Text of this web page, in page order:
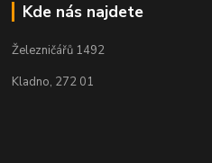
Kde nás najdete
Železničářů 1492
Kladno, 272 01